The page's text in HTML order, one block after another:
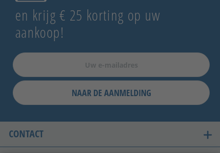
en krijg € 25 korting op uw
aankoop!
NAAR DE AANMELDING
CONTACT